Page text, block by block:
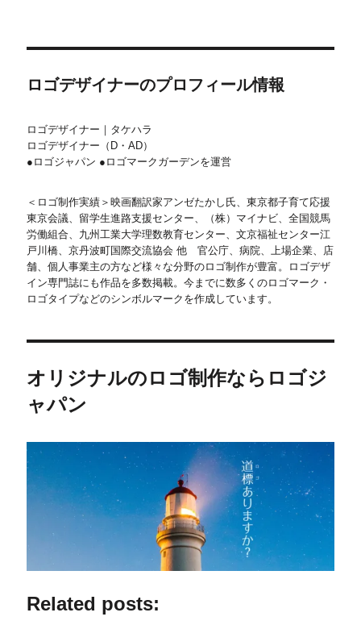
ロゴデザイナーのプロフィール情報
ロゴデザイナー｜タケハラ
ロゴデザイナー（D・AD）
●ロゴジャパン ●ロゴマークガーデンを運営
＜ロゴ制作実績＞映画翻訳家アンゼたかし氏、東京都子育て応援
東京会議、留学生進路支援センター、（株）マイナビ、全国競馬
労働組合、九州工業大学理数教育センター、文京福祉センター江
戸川橋、京丹波町国際交流協会 他 官公庁、病院、上場企業、店
舗、個人事業主の方など様々な分野のロゴ制作が豊富。ロゴデザ
イン専門誌にも作品を多数掲載。今までに数多くのロゴマーク・
ロゴタイプなどのシンボルマークを作成しています。
オリジナルのロゴ制作ならロゴジ
ャパン
Related posts: